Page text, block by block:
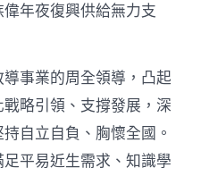
年夜復興供給無力支
事業的周全領導，凸起
略引領、支撐發展，深
自立自負、胸懷全國。
平易近生需求、知識學